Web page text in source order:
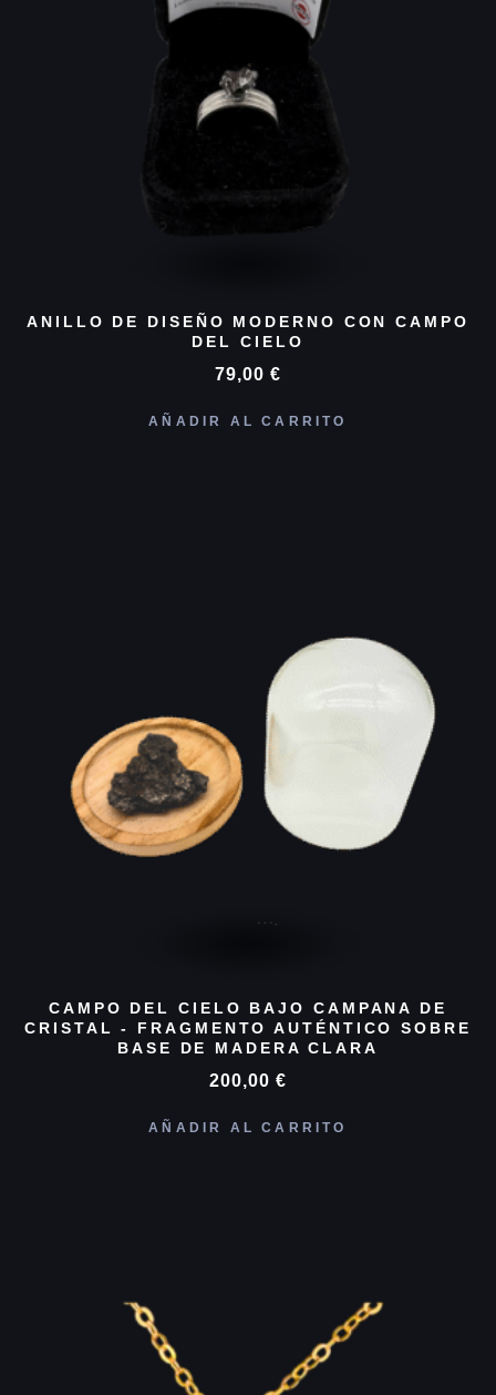
ANILLO DE DISEÑO MODERNO CON CAMPO
DEL CIELO
79,00 €
AÑADIR AL CARRITO
CAMPO DEL CIELO BAJO CAMPANA DE
CRISTAL - FRAGMENTO AUTÉNTICO SOBRE
BASE DE MADERA CLARA
200,00 €
AÑADIR AL CARRITO